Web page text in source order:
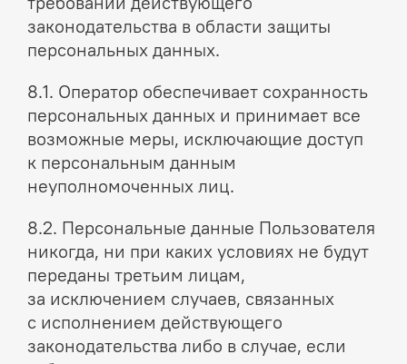
законодательства в области защиты
персональных данных.
8.1. Оператор обеспечивает сохранность
персональных данных и принимает все
возможные меры, исключающие доступ
к персональным данным
неуполномоченных лиц.
8.2. Персональные данные Пользователя
никогда, ни при каких условиях не будут
переданы третьим лицам,
за исключением случаев, связанных
с исполнением действующего
законодательства либо в случае, если